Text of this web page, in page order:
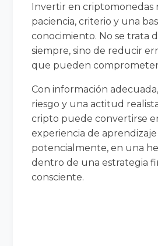
Invertir en criptomonedas
paciencia, criterio y una
conocimiento. No se trata
siempre, sino de reducir
que pueden
Con información
riesgo y una actitud
cripto puede convertirse
experiencia de aprendizaje
potencialmente, en una
dentro de una estrategia
consciente.